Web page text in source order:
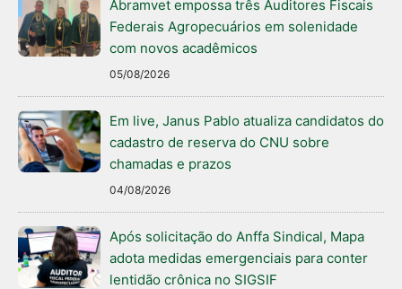
Abramvet empossa três Auditores Fiscais
Federais Agropecuários em solenidade
com novos acadêmicos
05/08/2026
Em live, Janus Pablo atualiza candidatos do
cadastro de reserva do CNU sobre
chamadas e prazos
04/08/2026
Após solicitação do Anffa Sindical, Mapa
adota medidas emergenciais para conter
lentidão crônica no SIGSIF